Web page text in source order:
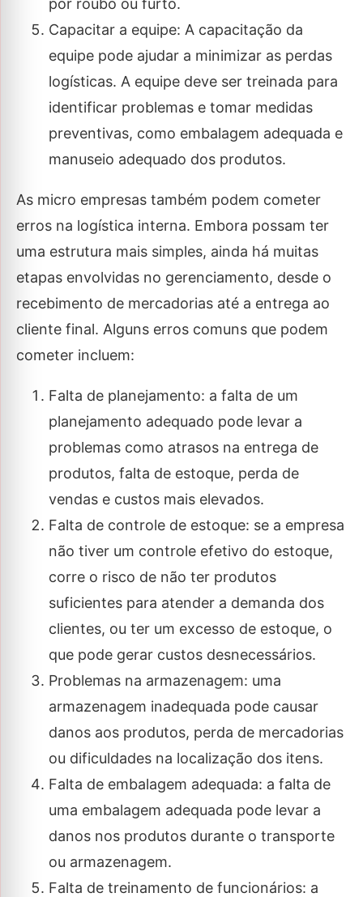
por roubo ou furto.
Capacitar a equipe: A capacitação da
equipe pode ajudar a minimizar as perdas
logísticas. A equipe deve ser treinada para
identificar problemas e tomar medidas
preventivas, como embalagem adequada e
manuseio adequado dos produtos.
As micro empresas também podem cometer
erros na logística interna. Embora possam ter
uma estrutura mais simples, ainda há muitas
etapas envolvidas no gerenciamento, desde o
recebimento de mercadorias até a entrega ao
cliente final. Alguns erros comuns que podem
cometer incluem:
Falta de planejamento: a falta de um
planejamento adequado pode levar a
problemas como atrasos na entrega de
produtos, falta de estoque, perda de
vendas e custos mais elevados.
Falta de controle de estoque: se a empresa
não tiver um controle efetivo do estoque,
corre o risco de não ter produtos
suficientes para atender a demanda dos
clientes, ou ter um excesso de estoque, o
que pode gerar custos desnecessários.
Problemas na armazenagem: uma
armazenagem inadequada pode causar
danos aos produtos, perda de mercadorias
ou dificuldades na localização dos itens.
Falta de embalagem adequada: a falta de
uma embalagem adequada pode levar a
danos nos produtos durante o transporte
ou armazenagem.
Falta de treinamento de funcionários: a